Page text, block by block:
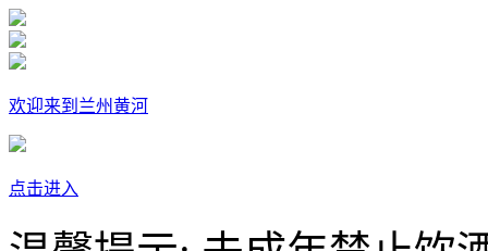
欢迎来到兰州黄河
点击进入